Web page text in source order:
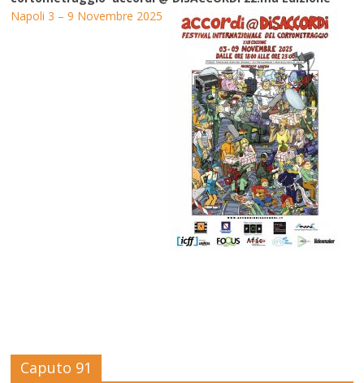
Napoli 3 – 9 Novembre 2025
Caputo 91